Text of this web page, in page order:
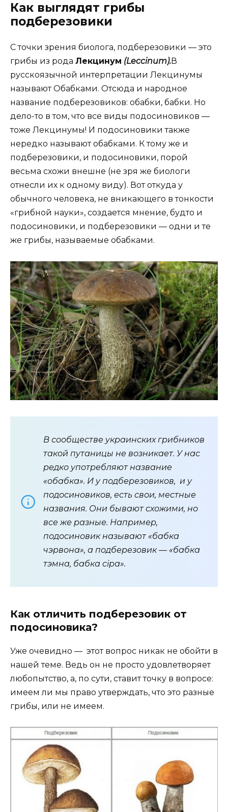
Как выглядят грибы
подберезовики
С точки зрения биолога, подберезовики — это
грибы из рода Лекцинум (Leccinum).В
русскоязычной интерпретации Лекцинумы
называют Обабками. Отсюда и народное
название подберезовиков: обабки, бабки. Но
дело-то в том, что все виды подосиновиков —
тоже Лекцинумы! И подосиновики также
нередко называют обабками. К тому же и
подберезовики, и подосиновики, порой
весьма схожи внешне (не зря же биологи
отнесли их к одному виду). Вот откуда у
обычного человека, не вникающего в тонкости
«грибной науки», создается мнение, будто и
подосиновики, и подберезовики — одни и те
же грибы, называемые обабками.
В сообществе украинских грибников
такой путаницы не возникает. У нас
редко употребляют название
«обабка». И у подберезовиков, и у
подосиновиков, есть свои, местные
названия. Они бывают схожими, но
все же разные. Например,
подосиновик называют «бабка
чэрвона», а подберезовик — «бабка
тэмна, бабка сіра».
Как отличить подберезовик от
подосиновика?
Уже очевидно — этот вопрос никак не обойти в
нашей теме. Ведь он не просто удовлетворяет
любопытство, а, по сути, ставит точку в вопросе:
имеем ли мы право утверждать, что это разные
грибы, или не имеем.